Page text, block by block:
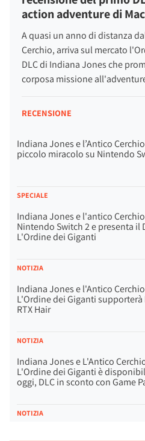
action adventure di
A quasi un anno di distanza
Cerchio, arriva sul mercato
DLC di Indiana Jones che
corposa missione
RECENSIONE
Indiana Jones e l’Antico
piccolo miracolo su Nintendo
SPECIALE
Indiana Jones e l'antico
Nintendo Switch 2 e presenta il
L'Ordine dei Giganti
NOTIZIA
Indiana Jones e l'Antico
L'Ordine dei Giganti supporterà
RTX Hair
NOTIZIA
Indiana Jones e L'Antico
L'Ordine dei Giganti è
oggi, DLC in sconto con Game
NOTIZIA